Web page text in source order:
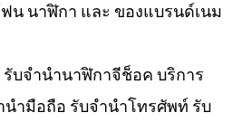
น นาฬิกา และ ของแบรนด์เนม
บจำนำนาฬิกาจีช็อค บริการ
ำมือถือ รับจำนำโทรศัพท์ รับ